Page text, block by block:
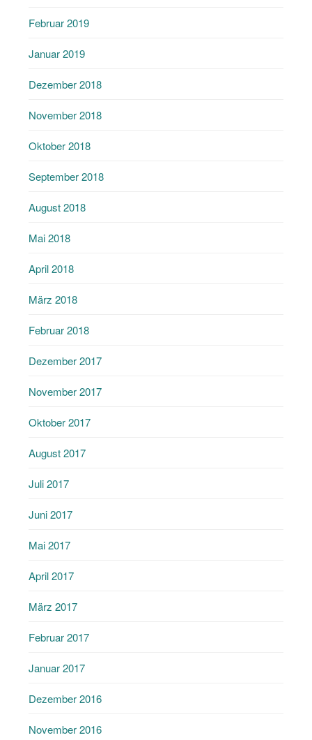
Februar 2019
Januar 2019
Dezember 2018
November 2018
Oktober 2018
September 2018
August 2018
Mai 2018
April 2018
März 2018
Februar 2018
Dezember 2017
November 2017
Oktober 2017
August 2017
Juli 2017
Juni 2017
Mai 2017
April 2017
März 2017
Februar 2017
Januar 2017
Dezember 2016
November 2016